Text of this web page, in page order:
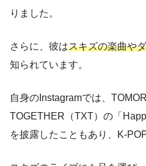
りました。
さらに、彼はスキズの楽曲や
知られています。
自身のInstagramでは、
TOGETHER（TXT）の「
を披露したこともあり、K-